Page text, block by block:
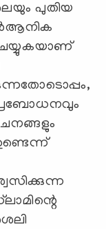
പുതിയ